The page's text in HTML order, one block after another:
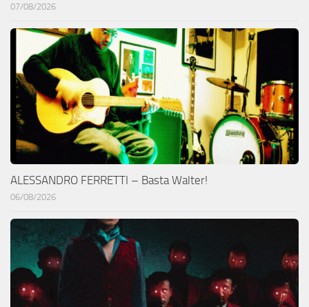
07/08/2026
ALESSANDRO FERRETTI – Basta Walter!
06/08/2026